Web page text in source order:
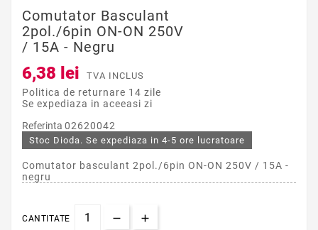
Comutator Basculant
2pol./6pin ON-ON 250V
/ 15A - Negru
6,38 lei TVA INCLUS
Politica de returnare 14 zile
Se expediaza in aceeasi zi
Referinta 02620042
Stoc Dioda. Se expediaza in 4-5 ore lucratoare
Comutator basculant 2pol./6pin ON-ON 250V / 15A -
negru
CANTITATE